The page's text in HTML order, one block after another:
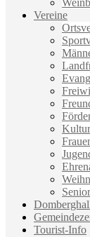
Vereine
Tourist-Info